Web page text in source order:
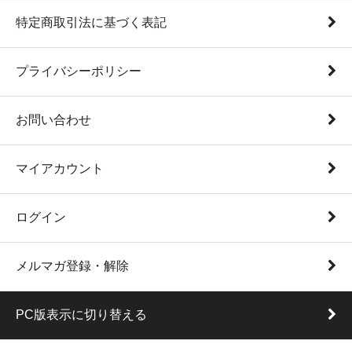
特定商取引法に基づく表記
プライバシーポリシー
お問い合わせ
マイアカウント
ログイン
メルマガ登録・解除
PC版表示に切り替える